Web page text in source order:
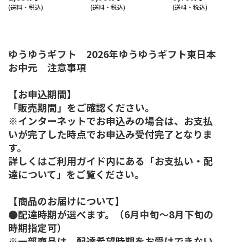
(送料・税込) (送料・税込) (送料・税込)
ゆうゆうギフト 2026年ゆうゆうギフト東日本
お中元 注意事項
【お申込期間】
「販売期間」をご確認ください。
※インターネットでお申込みの場合は、お支払
いが完了した時点でお申込み受付完了となりま
す。
詳しくはご利用ガイド内にある「お支払い・配
達について」をご覧ください。
【商品のお届けについて】
●配達時期が選べます。（6月中旬～8月下旬の
時期指定可）